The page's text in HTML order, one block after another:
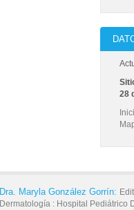
28
Dra. Maryla González Gorrín:
Dermatología : Hospital Pediátrico